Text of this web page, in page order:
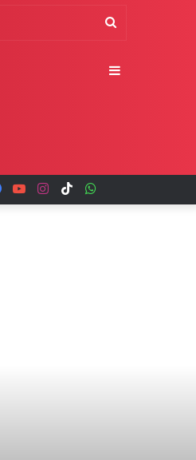
TikTok
Instagram
YouTube
Facebook
Buscar
Sidebar